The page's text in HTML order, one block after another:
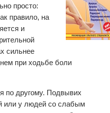
просто:
правило, на
и
сильнее
при ходьбе боли
по другому. Подвывих
или у людей со слабым